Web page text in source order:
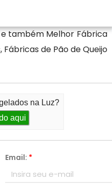
também Melhor Fábrica
Fábricas de Pão de Queijo
na Luz?
aqui
Email: *